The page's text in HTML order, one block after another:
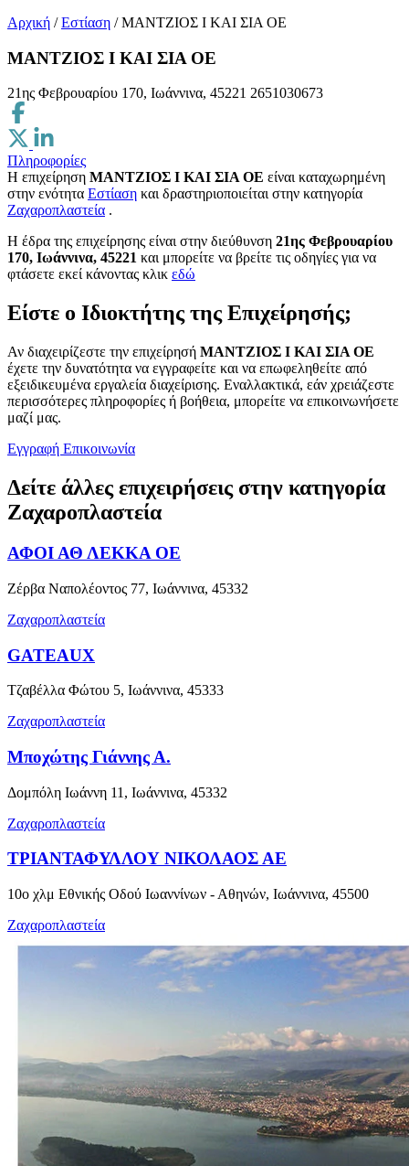
Αρχική / Εστίαση / ΜΑΝΤΖΙΟΣ Ι ΚΑΙ ΣΙΑ ΟΕ
ΜΑΝΤΖΙΟΣ Ι ΚΑΙ ΣΙΑ ΟΕ
21ης Φεβρουαρίου 170, Ιωάννινα, 45221 2651030673
Πληροφορίες
Η επιχείρηση ΜΑΝΤΖΙΟΣ Ι ΚΑΙ ΣΙΑ ΟΕ είναι καταχωρημένη
στην ενότητα Εστίαση και δραστηριοποιείται στην κατηγορία
Ζαχαροπλαστεία .
H έδρα της επιχείρησης είναι στην διεύθυνση 21ης Φεβρουαρίου
170, Ιωάννινα, 45221 και μπορείτε να βρείτε τις οδηγίες για να
φτάσετε εκεί κάνοντας κλικ εδώ
Είστε ο Ιδιοκτήτης της Επιχείρησής;
Αν διαχειρίζεστε την επιχείρησή ΜΑΝΤΖΙΟΣ Ι ΚΑΙ ΣΙΑ ΟΕ
έχετε την δυνατότητα να εγγραφείτε και να επωφεληθείτε από
εξειδικευμένα εργαλεία διαχείρισης. Εναλλακτικά, εάν χρειάζεστε
περισσότερες πληροφορίες ή βοήθεια, μπορείτε να επικοινωνήσετε
μαζί μας.
Εγγραφή Επικοινωνία
Δείτε άλλες επιχειρήσεις στην κατηγορία
Ζαχαροπλαστεία
ΑΦΟΙ ΑΘ ΛΕΚΚΑ ΟΕ
Ζέρβα Ναπολέοντος 77, Ιωάννινα, 45332
Ζαχαροπλαστεία
GATEAUX
Τζαβέλλα Φώτου 5, Ιωάννινα, 45333
Ζαχαροπλαστεία
Μποχώτης Γιάννης Α.
Δομπόλη Ιωάννη 11, Ιωάννινα, 45332
Ζαχαροπλαστεία
ΤΡΙΑΝΤΑΦΥΛΛΟΥ ΝΙΚΟΛΑΟΣ ΑΕ
10ο χλμ Εθνικής Οδού Ιωαννίνων - Αθηνών, Ιωάννινα, 45500
Ζαχαροπλαστεία